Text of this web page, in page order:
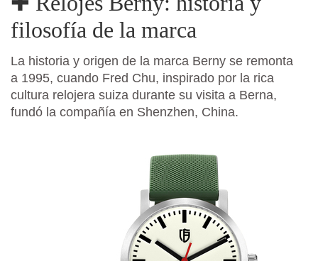
filosofía de la marca
La historia y origen de la marca Berny se remonta
a 1995, cuando Fred Chu, inspirado por la rica
cultura relojera suiza durante su visita a Berna,
fundó la compañía en Shenzhen, China.